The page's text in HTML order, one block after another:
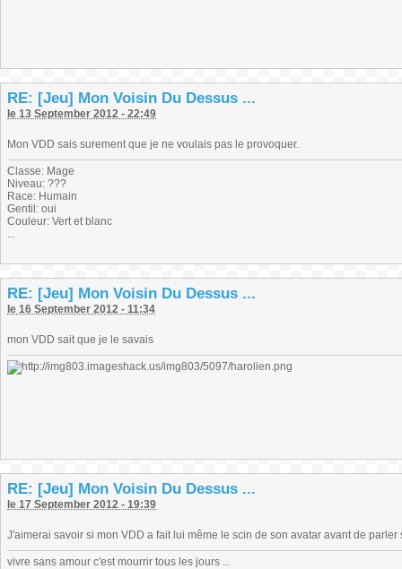
RE: [Jeu] Mon Voisin Du Dessus ...
le 13 September 2012 - 22:49
Mon VDD sais surement que je ne voulais pas le provoquer.
Classe: Mage
Niveau: ???
Race: Humain
Gentil: oui
Couleur: Vert et blanc
...
RE: [Jeu] Mon Voisin Du Dessus ...
le 16 September 2012 - 11:34
mon VDD sait que je le savais
RE: [Jeu] Mon Voisin Du Dessus ...
le 17 September 2012 - 19:39
J'aimerai savoir si mon VDD a fait lui même le scin de son avatar avant de
vivre sans amour c'est mourrir tous les jours ...